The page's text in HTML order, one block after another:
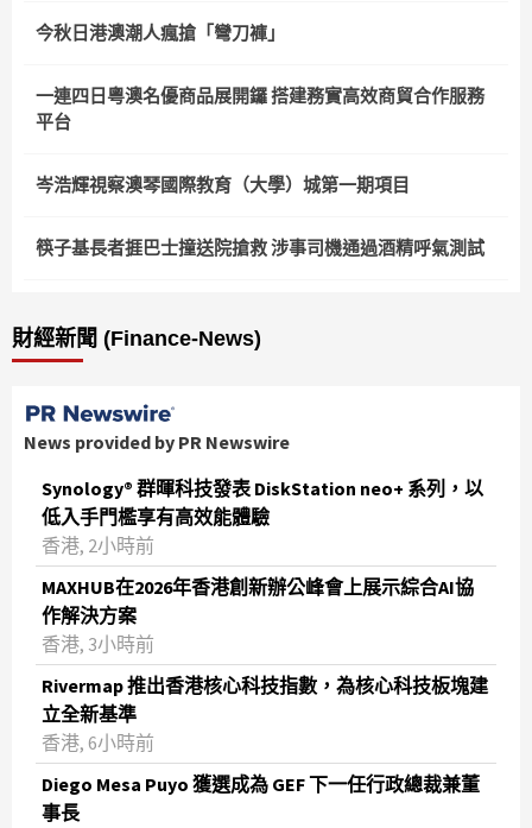
今秋日港澳潮人瘋搶「彎刀褲」
一連四日粵澳名優商品展開鑼 搭建務實高效商貿合作服務
平台
岑浩輝視察澳琴國際教育（大學）城第一期項目
筷子基長者捱巴士撞送院搶救 涉事司機通過酒精呼氣測試
財經新聞 (Finance-News)
News provided by PR Newswire
Synology® 群暉科技發表 DiskStation neo+ 系列，以
低入手門檻享有高效能體驗
香港, 2小時前
MAXHUB在2026年香港創新辦公峰會上展示綜合AI協
作解決方案
香港, 3小時前
Rivermap 推出香港核心科技指數，為核心科技板塊建
立全新基準
香港, 6小時前
Diego Mesa Puyo 獲選成為 GEF 下一任行政總裁兼董
事長